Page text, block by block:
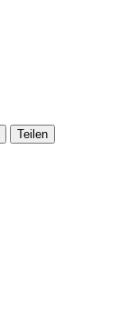
Teilen